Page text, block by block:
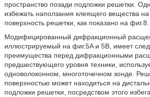
пространство позади подложки решетки.
избежать наползания клеящего вещества
поверхность решетки, как показано на фиг.8.
Модифицированный дифракционный
иллюстрируемый на фиг.5A и 5B, имеет
преимущества перед дифракционными
предшествующего уровня техники,
одноволоконном, многоточечном зонде.
поверхностью может находиться на
подложки решетки, посредством этого